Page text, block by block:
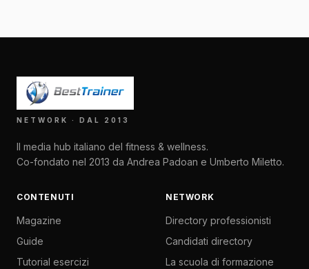
NETWORK · DAL 2013
Il media hub italiano del fitness & wellness.
Co-fondato nel 2013 da Andrea Padoan e Umberto Miletto.
CONTENUTI
Magazine
Guide
Tutorial esercizi
NETWORK
Directory professionisti
Candidati directory
La scuola di formazione